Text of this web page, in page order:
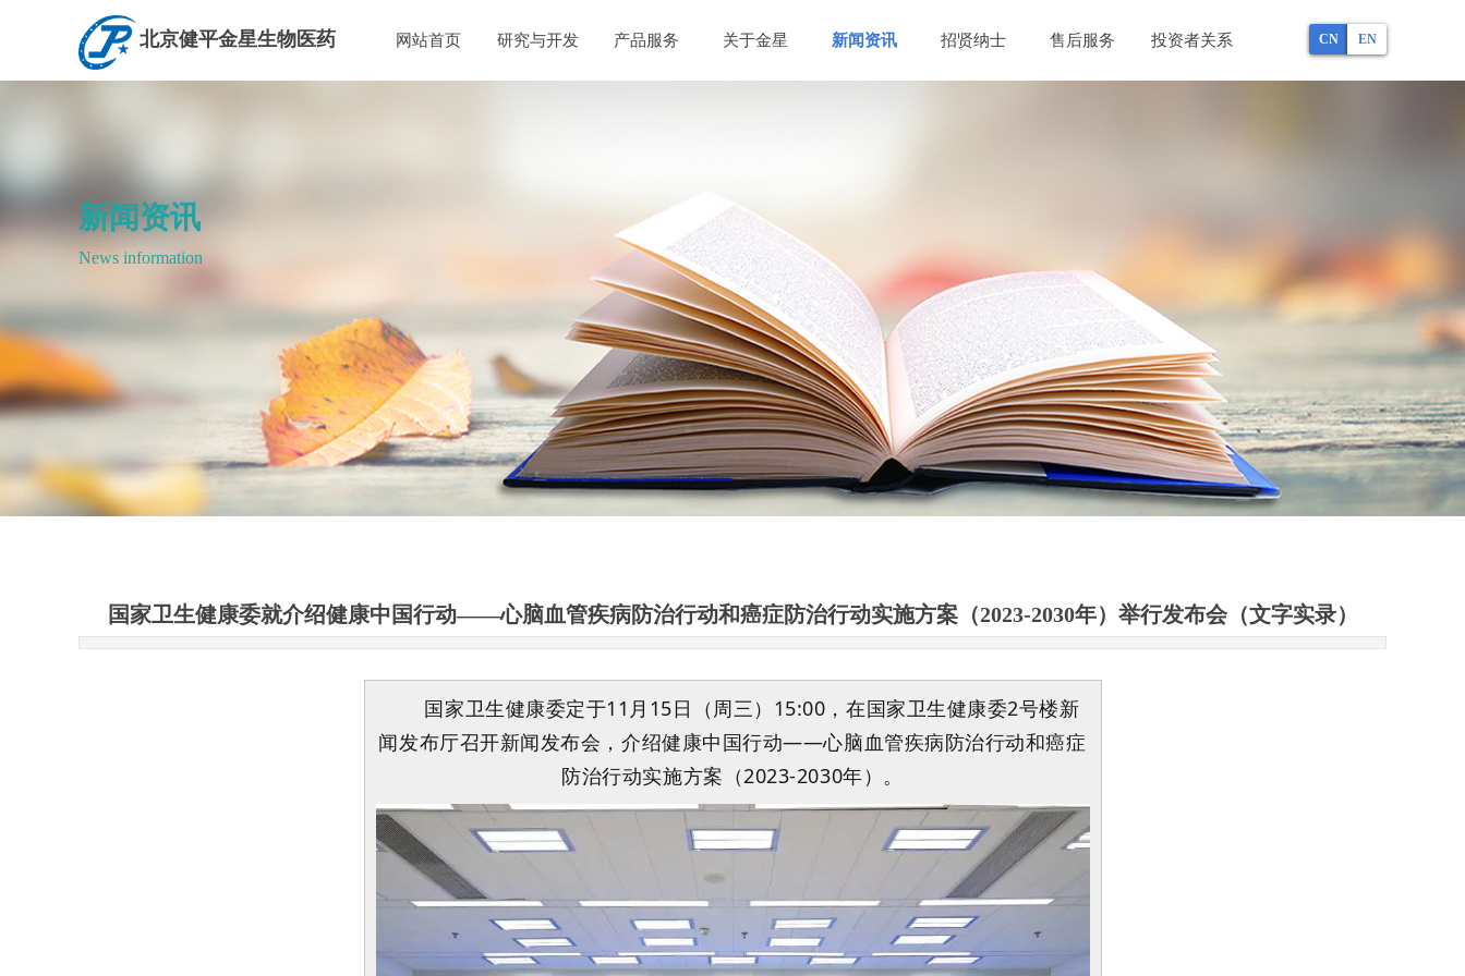
网站首页 研究与开发 产品服务 关于金星 新闻资讯 招贤纳士 售后服务 投资者关系 CN EN
北京健平金星生物医药
新闻资讯
News information
国家卫生健康委就介绍健康中国行动——心脑血管疾病防治行动和癌症防治行动实施方案（2023-2030年）举行发布会（文字实录）
国家卫生健康委定于11月15日（周三）15:00，在国家卫生健康委2号楼新
闻发布厅召开新闻发布会，介绍健康中国行动——心脑血管疾病防治行动和癌症
防治行动实施方案（2023-2030年）。